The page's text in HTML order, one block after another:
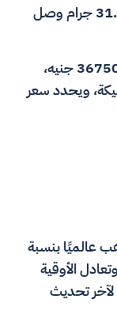
سعر الأونصة (الأوقية) التى تحتوي على 31.1 جرام وصل
بينما سعر سبيكة الذهب 50 جرام بلغ 367500 جنيه،
ويحدد سعر
عالميًا بنسبة
(وتعادل الأوقية
ذهب 24)، وفقا لآخر تحديث